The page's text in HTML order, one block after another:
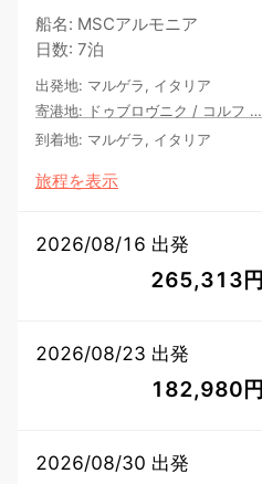
船名: MSCアルモニア
日数: 7泊
出発地: マルゲラ, イタリア
寄港地: ドゥブロヴニク / コルフ …
到着地: マルゲラ, イタリア
旅程を表示
2026/08/16 出発
265,313円
2026/08/23 出発
182,980円
2026/08/30 出発